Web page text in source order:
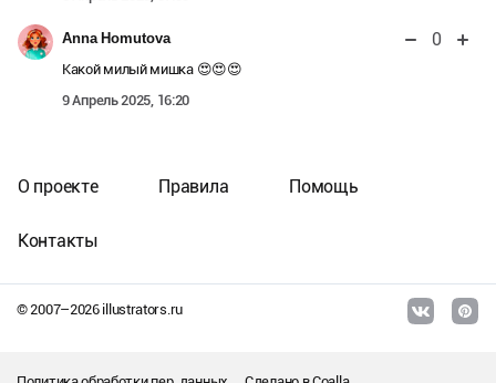
Anna Homutova 0
Какой милый мишка 😍😍😍
9 Апрель 2025, 16:20
© 2007–2026illustrators.ru
О проекте Правила Помощь
Контакты